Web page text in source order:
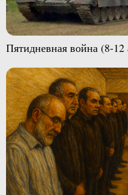
Пятидневная война (8-12